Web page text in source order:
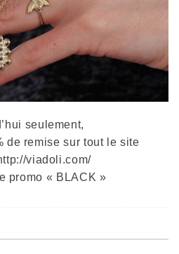
seulement,
de remise sur tout le site
viadoli.com/
promo « BLACK »